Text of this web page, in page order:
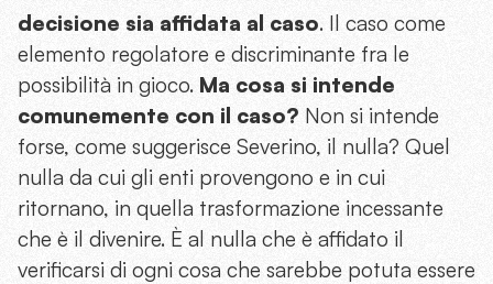
decisione sia affidata al caso. Il caso come
elemento regolatore e discriminante fra le
possibilità in gioco. Ma cosa si intende
comunemente con il caso? Non si intende
forse, come suggerisce Severino, il nulla? Quel
nulla da cui gli enti provengono e in cui
ritornano, in quella trasformazione incessante
che è il divenire. È al nulla che è affidato il
verificarsi di ogni cosa che sarebbe potuta essere